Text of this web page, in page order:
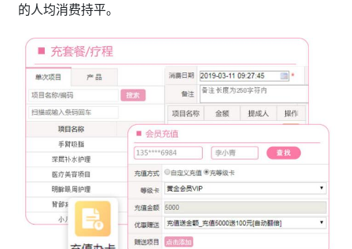
的人均消费持平。